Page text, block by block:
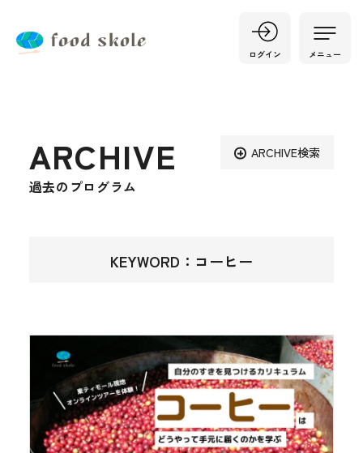
ログイン メニュー
ARCHIVE検索
ARCHIVE
過去のプログラム
KEYWORD：コーヒー